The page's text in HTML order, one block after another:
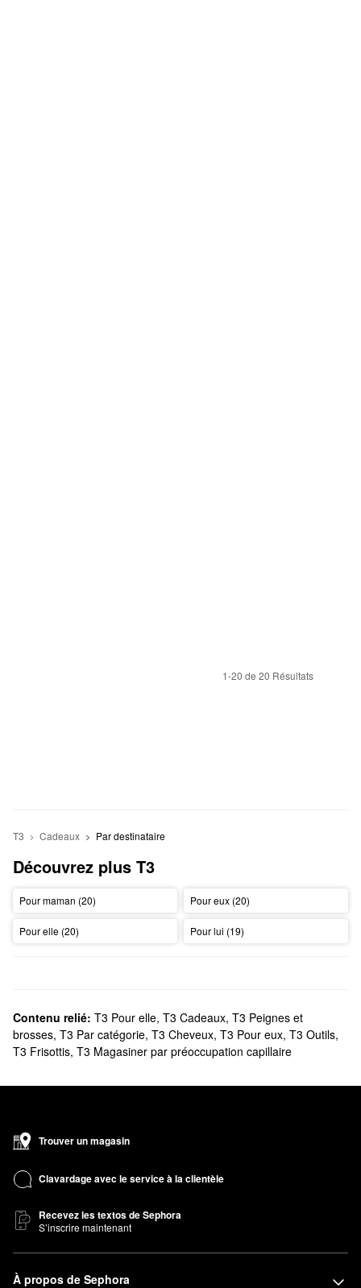
1-20 de 20 Résultats
T3 Cadeaux Par destinataire
Découvrez plus T3
Pour maman (20) Pour eux (20)
Pour elle (20) Pour lui (19)
Contenu relié: T3 Pour elle, T3 Cadeaux, T3 Peignes et
brosses, T3 Par catégorie, T3 Cheveux, T3 Pour eux, T3 Outils,
T3 Frisottis, T3 Magasiner par préoccupation capillaire
Trouver un magasin
Clavardage avec le service à la clientèle
Recevez les textos de Sephora
S’inscrire maintenant
À propos de Sephora